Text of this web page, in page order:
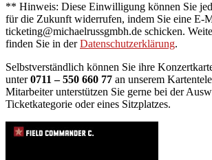
** Hinweis: Diese Einwilligung können Sie
für die Zukunft widerrufen, indem Sie eine E-
ticketing@michaelrussgmbh.de schicken.
finden Sie in derDatenschutzerklärung.
Selbstverständlich können Sie ihre
unter0711 – 550 660 77 an unserem
Mitarbeiter unterstützen Sie gerne bei der
Ticketkategorie oder eines Sitzplatzes.